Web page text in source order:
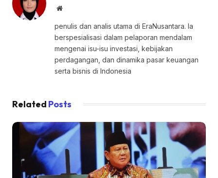
Website
penulis dan analis utama di EraNusantara. Ia
berspesialisasi dalam pelaporan mendalam
mengenai isu-isu investasi, kebijakan
perdagangan, dan dinamika pasar keuangan
serta bisnis di Indonesia
Related Posts